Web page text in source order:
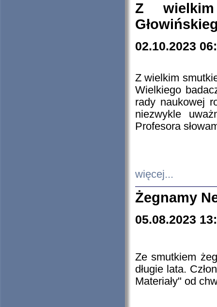
Z
02.10.2023
Z wielkim
Wielkiego
rady naukowej
niezwykle
Profesora
więcej...
Żegnamy
05.08.2023
Ze smutkiem
długie lata.
Materiały" od